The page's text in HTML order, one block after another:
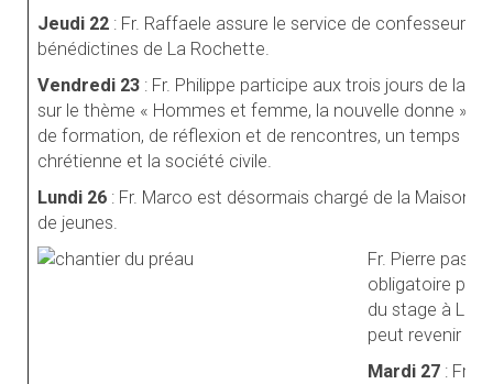
Jeudi 22 : Fr. Raffaele assure le service de confesseur
bénédictines de La Rochette.
Vendredi 23 : Fr. Philippe participe aux trois jours de la 87
sur le thème « Hommes et femme, la nouvelle donne ».
de formation, de réflexion et de rencontres, un temps où
chrétienne et la société civile.
Lundi 26 : Fr. Marco est désormais chargé de la Maison
de jeunes.
Fr. Pierre
obligatoire
du stage à La
peut revenir
Mardi 27 : Fr.